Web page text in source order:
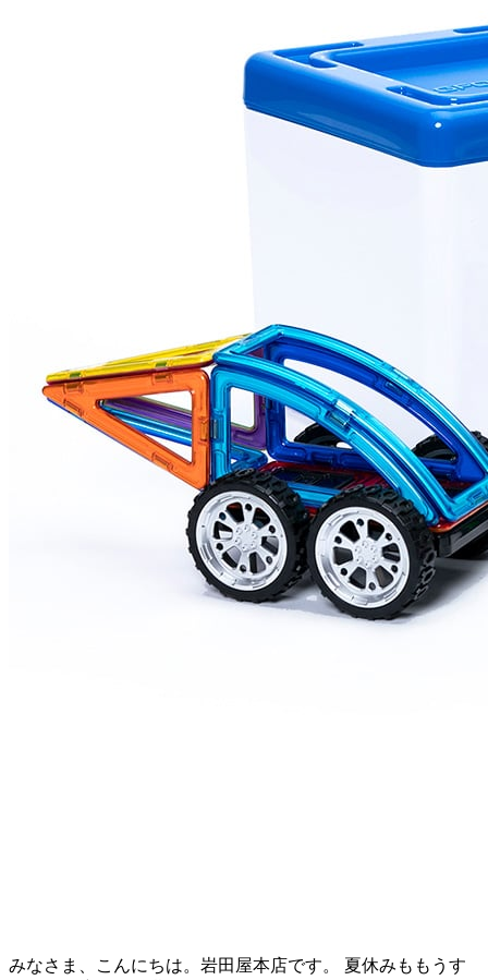
みなさま、こんにちは。岩田屋本店です。 夏休みももうす